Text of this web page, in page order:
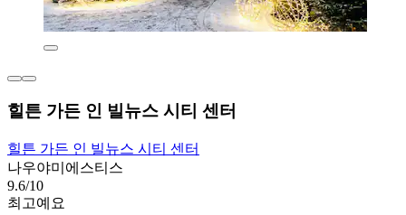
힐튼 가든 인 빌뉴스 시티 센터
힐튼 가든 인 빌뉴스 시티 센터
나우야미에스티스
9.6/10
최고예요